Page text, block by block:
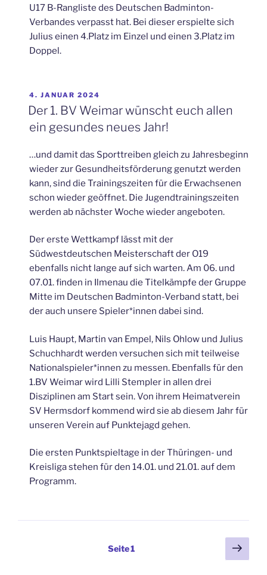
U17 B-Rangliste des Deutschen Badminton-
Verbandes verpasst hat. Bei dieser erspielte sich
Julius einen 4.Platz im Einzel und einen 3.Platz im
Doppel.
VERÖFFENTLICHT
AM
4. JANUAR 2024
Der 1. BV Weimar wünscht euch allen
ein gesundes neues Jahr!
…und damit das Sporttreiben gleich zu Jahresbeginn
wieder zur Gesundheitsförderung genutzt werden
kann, sind die Trainingszeiten für die Erwachsenen
schon wieder geöffnet. Die Jugendtrainingszeiten
werden ab nächster Woche wieder angeboten.
Der erste Wettkampf lässt mit der
Südwestdeutschen Meisterschaft der O19
ebenfalls nicht lange auf sich warten. Am 06. und
07.01. finden in Ilmenau die Titelkämpfe der Gruppe
Mitte im Deutschen Badminton-Verband statt, bei
der auch unsere Spieler*innen dabei sind.
Luis Haupt, Martin van Empel, Nils Ohlow und Julius
Schuchhardt werden versuchen sich mit teilweise
Nationalspieler*innen zu messen. Ebenfalls für den
1.BV Weimar wird Lilli Stempler in allen drei
Disziplinen am Start sein. Von ihrem Heimatverein
SV Hermsdorf kommend wird sie ab diesem Jahr für
unseren Verein auf Punktejagd gehen.
Die ersten Punktspieltage in der Thüringen- und
Kreisliga stehen für den 14.01. und 21.01. auf dem
Programm.
Seitennummerierung
Seite1